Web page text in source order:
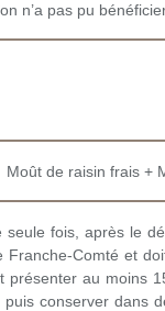
n’a pas pu
Moût de raisin frais +
seule fois, après le
Franche-Comté et
présenter au moins
puis conserver dans